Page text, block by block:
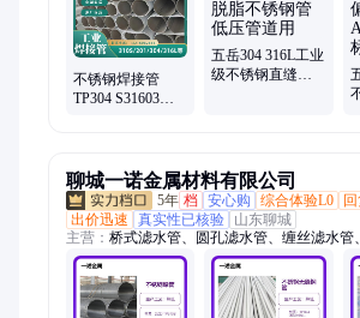
管、低温不锈钢管、高压不锈钢管、薄壁不锈
管、抛光不锈钢管、不锈钢水管、不锈钢仪表
管
不锈钢焊接管
TP304 S31603工
五岳304 316L工业
级不锈钢直缝焊
聊城一诺金属材料有限公司
5年 档 安心购 综合体验L0
出价迅速
真实性已核验
山东聊城
主营： 桥式滤水管、圆孔滤水管、缠丝滤水管
管、不锈钢管